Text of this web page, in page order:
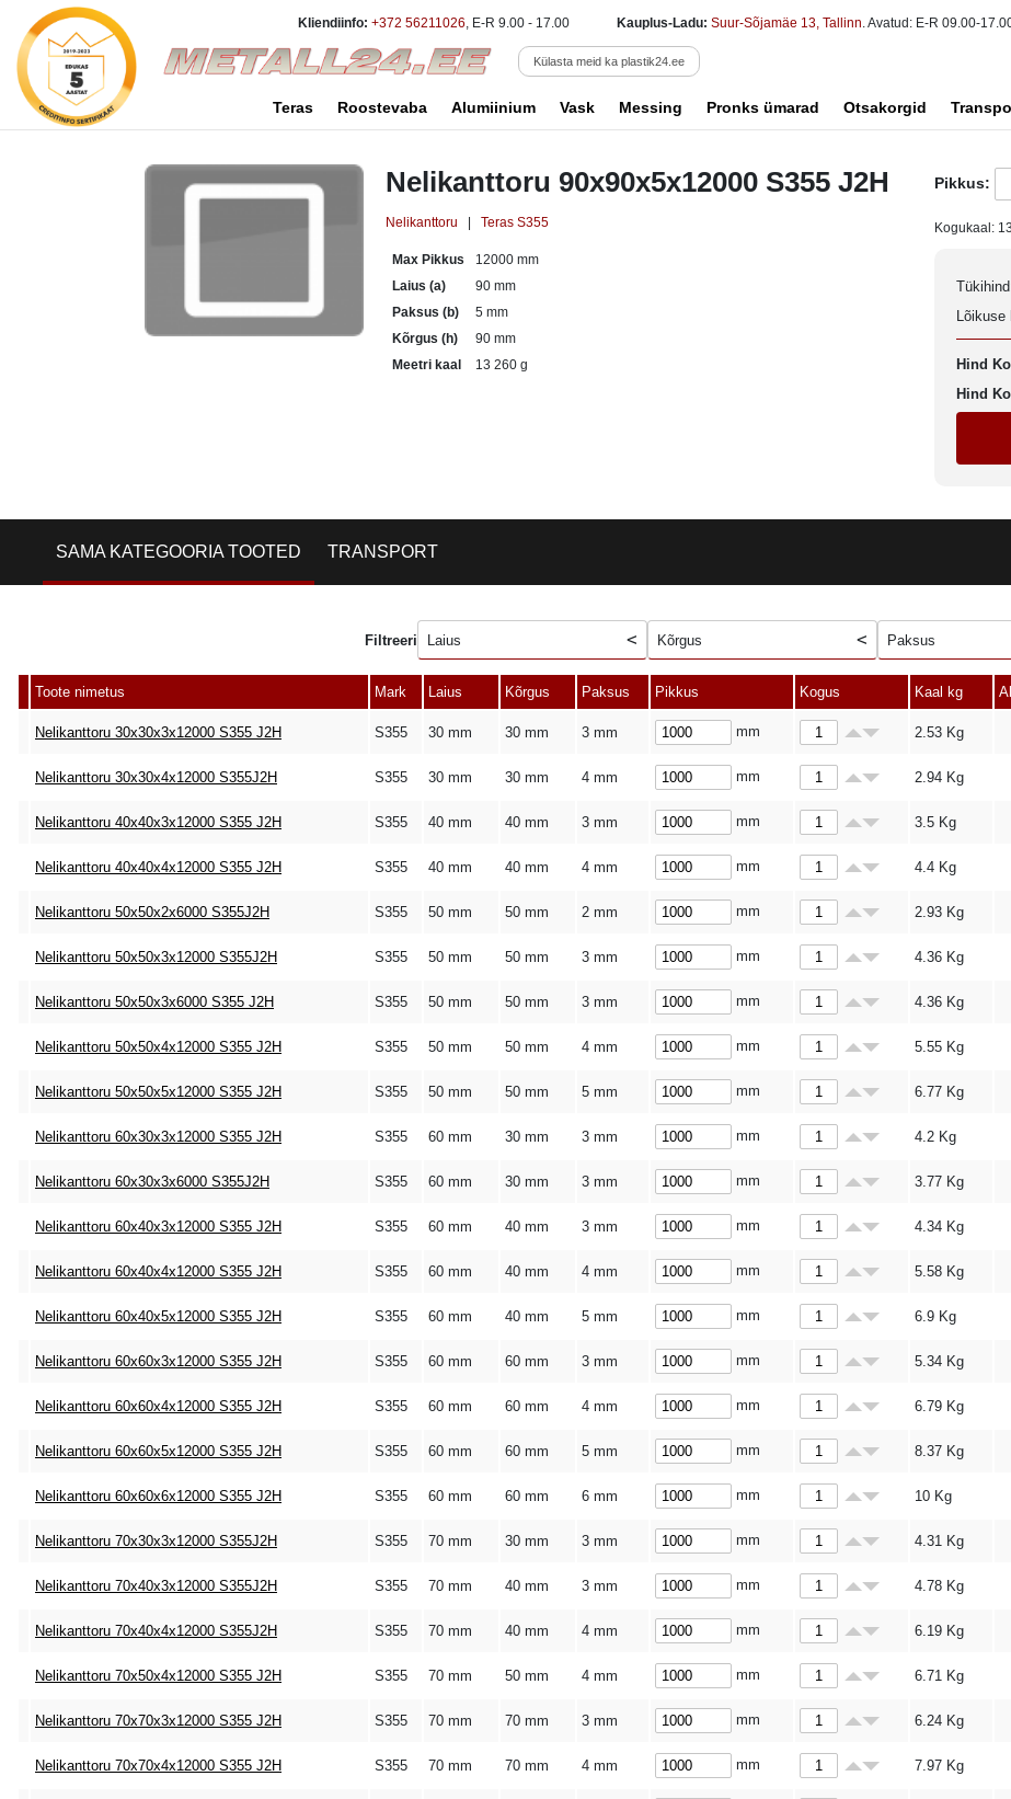
Kliendiinfo: +372 56211026, E-R 9.00 - 17.00 Kauplus-Ladu: Suur-Sõjamäe 13, Tallinn. Avatud: E-R 09.00-
Külasta meid ka plastik24.ee
Teras Roostevaba Alumiinium Vask Messing Pronks ümarad Otsakorgid
Nelikanttoru 90x90x5x12000 S355 J2H
Nelikanttoru Teras S355
Max Pikkus
12000 mm
Laius (a)
90 mm
Paksus (b)
5 mm
Kõrgus (h)
90 mm
Meetri kaal
13 260 g
Pikkus:
Kogukaal:
Lõikuse
Hind
Hind
SAMA KATEGOORIA TOOTED TRANSPORT
Filtreeri Laius Kõrgus Paksus
Toote nimetus Mark Laius Kõrgus Paksus Pikkus Kogus Kaal kg
Nelikanttoru 30x30x3x12000 S355 J2H S355 30 mm 30 mm 3 mm mm 2.53 Kg
Nelikanttoru 30x30x4x12000 S355J2H S355 30 mm 30 mm 4 mm mm 2.94 Kg
Nelikanttoru 40x40x3x12000 S355 J2H S355 40 mm 40 mm 3 mm mm 3.5 Kg
Nelikanttoru 40x40x4x12000 S355 J2H S355 40 mm 40 mm 4 mm mm 4.4 Kg
Nelikanttoru 50x50x2x6000 S355J2H S355 50 mm 50 mm 2 mm mm 2.93 Kg
Nelikanttoru 50x50x3x12000 S355J2H S355 50 mm 50 mm 3 mm mm 4.36 Kg
Nelikanttoru 50x50x3x6000 S355 J2H S355 50 mm 50 mm 3 mm mm 4.36 Kg
Nelikanttoru 50x50x4x12000 S355 J2H S355 50 mm 50 mm 4 mm mm 5.55 Kg
Nelikanttoru 50x50x5x12000 S355 J2H S355 50 mm 50 mm 5 mm mm 6.77 Kg
Nelikanttoru 60x30x3x12000 S355 J2H S355 60 mm 30 mm 3 mm mm 4.2 Kg
Nelikanttoru 60x30x3x6000 S355J2H S355 60 mm 30 mm 3 mm mm 3.77 Kg
Nelikanttoru 60x40x3x12000 S355 J2H S355 60 mm 40 mm 3 mm mm 4.34 Kg
Nelikanttoru 60x40x4x12000 S355 J2H S355 60 mm 40 mm 4 mm mm 5.58 Kg
Nelikanttoru 60x40x5x12000 S355 J2H S355 60 mm 40 mm 5 mm mm 6.9 Kg
Nelikanttoru 60x60x3x12000 S355 J2H S355 60 mm 60 mm 3 mm mm 5.34 Kg
Nelikanttoru 60x60x4x12000 S355 J2H S355 60 mm 60 mm 4 mm mm 6.79 Kg
Nelikanttoru 60x60x5x12000 S355 J2H S355 60 mm 60 mm 5 mm mm 8.37 Kg
Nelikanttoru 60x60x6x12000 S355 J2H S355 60 mm 60 mm 6 mm mm 10 Kg
Nelikanttoru 70x30x3x12000 S355J2H S355 70 mm 30 mm 3 mm mm 4.31 Kg
Nelikanttoru 70x40x3x12000 S355J2H S355 70 mm 40 mm 3 mm mm 4.78 Kg
Nelikanttoru 70x40x4x12000 S355J2H S355 70 mm 40 mm 4 mm mm 6.19 Kg
Nelikanttoru 70x50x4x12000 S355 J2H S355 70 mm 50 mm 4 mm mm 6.71 Kg
Nelikanttoru 70x70x3x12000 S355 J2H S355 70 mm 70 mm 3 mm mm 6.24 Kg
Nelikanttoru 70x70x4x12000 S355 J2H S355 70 mm 70 mm 4 mm mm 7.97 Kg